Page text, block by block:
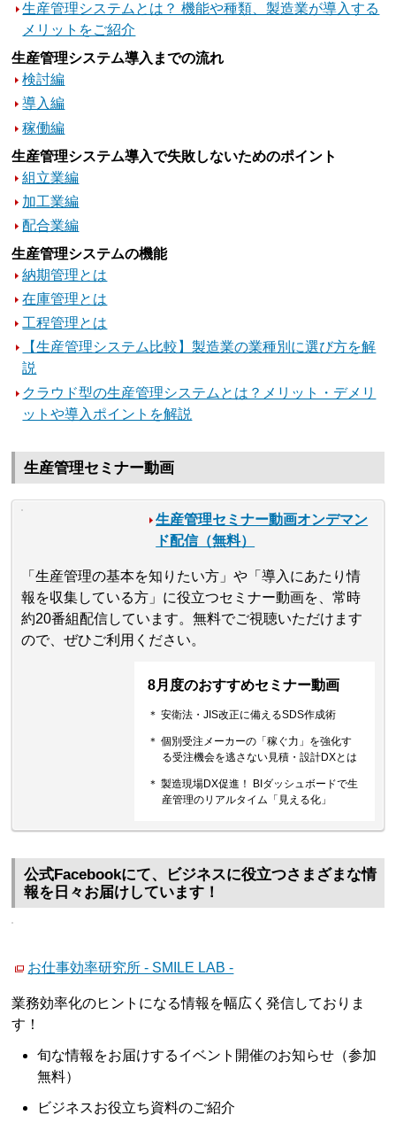
生産管理システムとは？ 機能や種類、製造業が導入する
メリットをご紹介
生産管理システム導入までの流れ
検討編
導入編
稼働編
生産管理システム導入で失敗しないためのポイント
組立業編
加工業編
配合業編
生産管理システムの機能
納期管理とは
在庫管理とは
工程管理とは
【生産管理システム比較】製造業の業種別に選び方を解
説
クラウド型の生産管理システムとは？メリット・デメリ
ットや導入ポイントを解説
生産管理セミナー動画
生産管理セミナー動画オンデマン
ド配信（無料）
「生産管理の基本を知りたい方」や「導入にあたり情
報を収集している方」に役立つセミナー動画を、常時
約20番組配信しています。無料でご視聴いただけます
ので、ぜひご利用ください。
8月度のおすすめセミナー動画
＊ 安衛法・JIS改正に備えるSDS作成術
＊ 個別受注メーカーの「稼ぐ力」を強化す
る受注機会を逃さない見積・設計DXとは
＊ 製造現場DX促進！ BIダッシュボードで生
産管理のリアルタイム「見える化」
公式Facebookにて、ビジネスに役立つさまざまな情
報を日々お届けしています！
お仕事効率研究所 - SMILE LAB -
業務効率化のヒントになる情報を幅広く発信しておりま
す！
旬な情報をお届けするイベント開催のお知らせ（参加
無料）
ビジネスお役立ち資料のご紹介